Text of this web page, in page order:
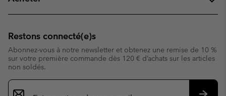
Restons connecté(e)s
Abonnez-vous à notre newsletter et obtenez une remise de 10 %
sur votre première commande dès 120 € d’achats sur les articles
non soldés.
Inscription